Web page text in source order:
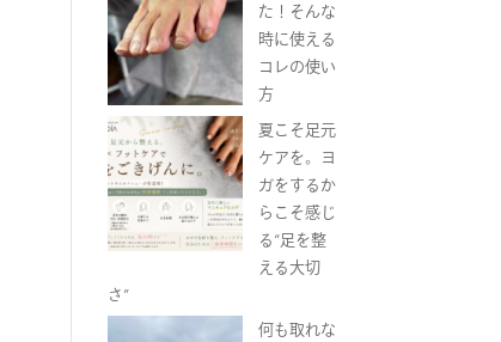
た！そんな
時に使える
コレの使い
方
夏こそ足元
ケアを。ヨ
ガをするか
らこそ感じ
る“足を整
える大切
さ”
何も取れな